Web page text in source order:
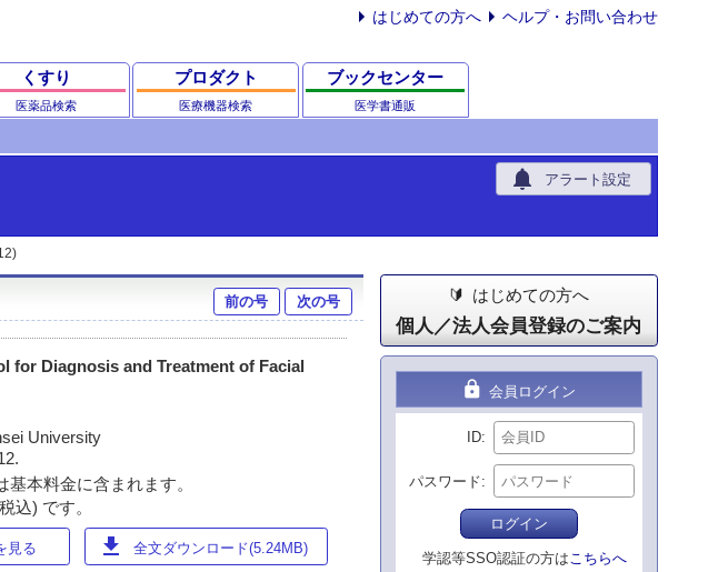
はじめての方へ ヘルプ・お問い合わせ
くすり
医薬品検索
プロダクト
医療機器検索
ブックセンター
医学書通販
notifications アラート設定
前の号 次の号
for Diagnosis and Treatment of Facial
University
本料金に含まれます。
込) です。
見る download 全文ダウンロード(5.24MB)
はじめての方へ
個人／法人会員登録のご案内
lock 会員ログイン
ID
パスワード
ログイン
学認等SSO認証の方はこちらへ